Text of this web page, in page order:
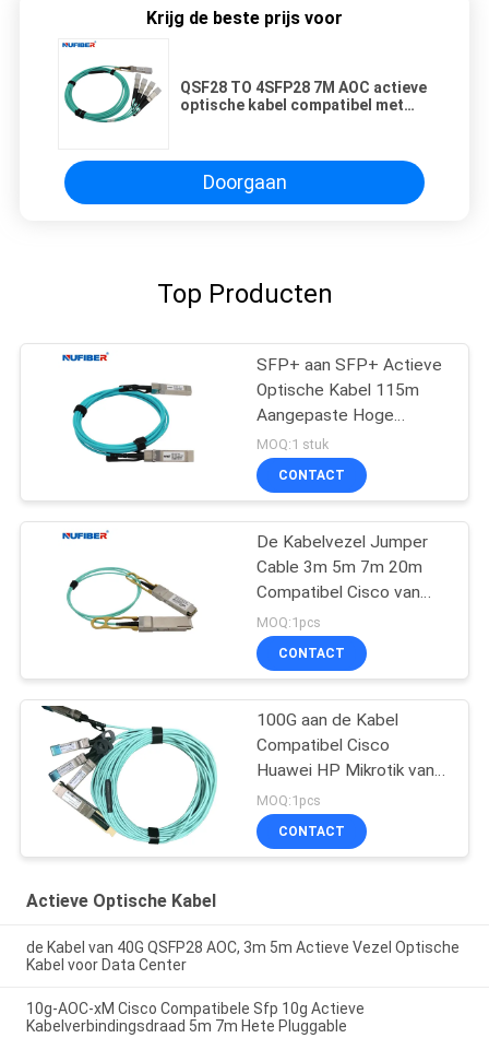
Krijg de beste prijs voor
QSF28 TO 4SFP28 7M AOC actieve
optische kabel compatibel met
Doorgaan
Top Producten
SFP+ aan SFP+ Actieve
Optische Kabel 115m
Aangepaste Hoge
snelheid 10Gb/S
MOQ:1 stuk
CONTACT
De Kabelvezel Jumper
Cable 3m 5m 7m 20m
Compatibel Cisco van
QSFP 40G AOC
MOQ:1pcs
CONTACT
100G aan de Kabel
Compatibel Cisco
Huawei HP Mikrotik van
4x25G SFP28 Aoc
MOQ:1pcs
CONTACT
Actieve Optische Kabel
de Kabel van 40G QSFP28 AOC, 3m 5m Actieve Vezel Optische
Kabel voor Data Center
10g-AOC-xM Cisco Compatibele Sfp 10g Actieve
Kabelverbindingsdraad 5m 7m Hete Pluggable